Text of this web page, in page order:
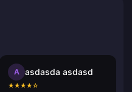
A asdasda asdasd
★★★★☆